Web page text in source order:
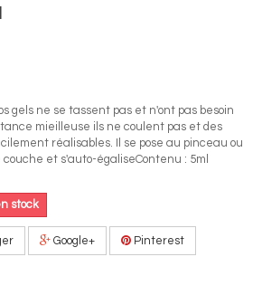
gels ne se tassent pas et n'ont pas besoin
mieilleuse ils ne coulent pas et des
réalisables. Il se pose au pinceau ou
et s'auto-égaliseContenu : 5ml
stock
Google+ Pinterest